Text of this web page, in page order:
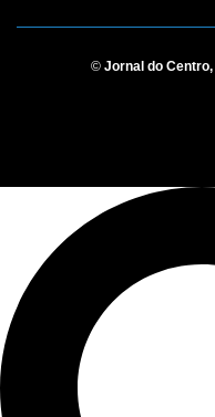
© Jornal do Centro,